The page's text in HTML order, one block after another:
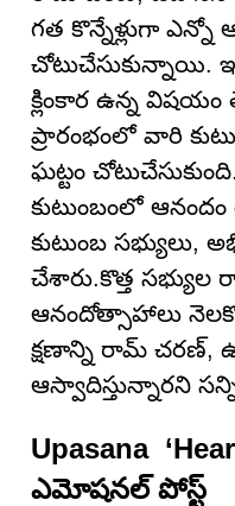
గత కొన్నేళ్లుగా ఎన్నో
చోటుచేసుకున్నాయి.
క్లింకార ఉన్న
ప్రారంభంలో వారి
ఘట్టం
కుటుంబంలో ఆనందం
కుటుంబ సభ్యులు,
చేశారు.కొత్త
ఆనందోత్సాహాలు
క్షణాన్ని రామ్ చరణ్,
ఆస్వాదిస్తున్నారని
Upasana
ఎమోషనల్ పోస్ట్